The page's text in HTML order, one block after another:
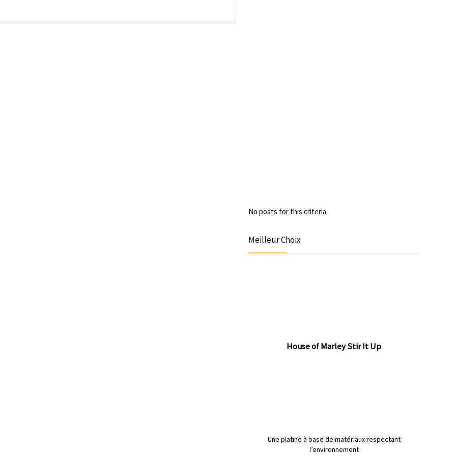
No posts for this criteria.
Meilleur Choix
House of Marley Stir It Up
Une platine à base de matériaux respectant
l’environnement